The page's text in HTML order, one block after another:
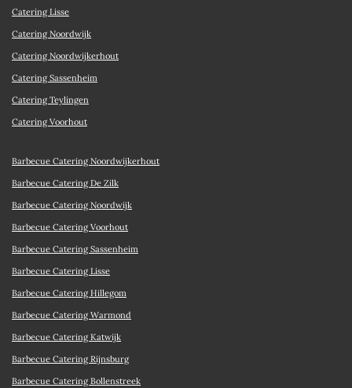
Catering Lisse
Catering Noordwijk
Catering Noordwijkerhout
Catering Sassenheim
Catering Teylingen
Catering Voorhout
Barbecue Catering Noordwijkerhout
Barbecue Catering De Zilk
Barbecue Catering Noordwijk
Barbecue Catering Voorhout
Barbecue Catering Sassenheim
Barbecue Catering Lisse
Barbecue Catering Hillegom
Barbecue Catering Warmond
Barbecue Catering Katwijk
Barbecue Catering Rijnsburg
Barbecue Catering Bollenstreek